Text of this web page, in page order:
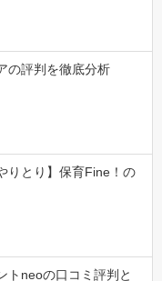
の評判を徹底分析
りとり】保育Fine！の
トneoの口コミ評判と